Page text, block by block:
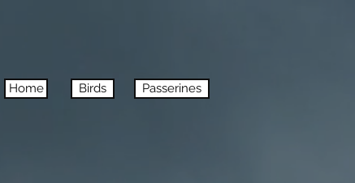
Home Birds Passerines